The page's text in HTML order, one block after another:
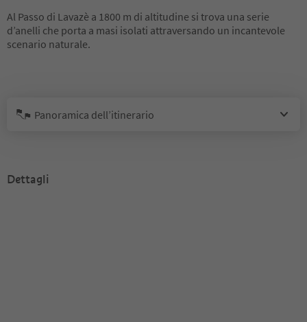
Al Passo di Lavazè a 1800 m di altitudine si trova una serie
d’anelli che porta a masi isolati attraversando un incantevole
scenario naturale.
Panoramica dell’itinerario
Dettagli